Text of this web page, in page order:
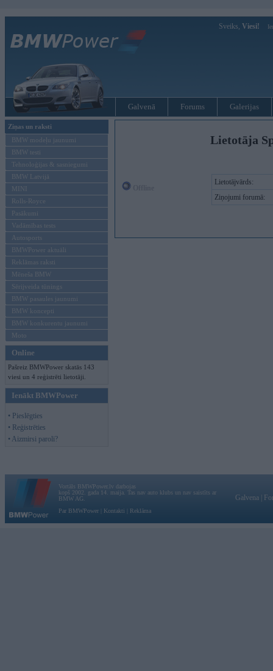
Sveiks, Viesi!
Galvenā Forums Galerijas
Ziņas un raksti
BMW modeļu jaunumi
BMW testi
Tehnoloģijas & sasniegumi
BMW Latvijā
MINI
Rolls-Royce
Pasākumi
Vadāmības tests
Autosports
BMWPower aktuāli
Reklāmas raksti
Mēneša BMW
Sērijveida tūnings
BMW pasaules jaunumi
BMW koncepti
BMW konkurentu jaunumi
Moto
Online
Pašreiz BMWPower skatās 143
viesi un 4 reģistrēti lietotāji.
Ienākt BMWPower
• Pieslēgties
• Reģistrēties
• Aizmirsi paroli?
Lietotāja
Lietotājvārds:
Ziņojumi forumā:
Vortāls BMWPower.lv darbojas
kopš 2002. gada 14. maija. Tas nav auto klubs un nav saistīts ar
BMW AG.
Par BMWPower
Kontakti Reklāma
Galvena